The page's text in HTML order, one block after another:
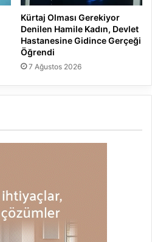
Kürtaj Olması Gerekiyor
Denilen Hamile Kadın, Devlet
Hastanesine Gidince Gerçeği
Öğrendi
7 Ağustos 2026